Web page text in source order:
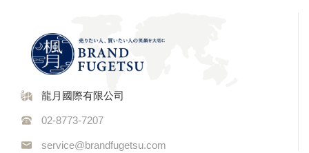
龍月國際有限公司
02-8773-7207
service@brandfugetsu.com